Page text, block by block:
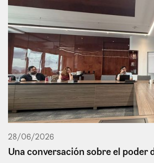
28/06/2026
Una conversación sobre el poder